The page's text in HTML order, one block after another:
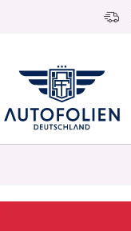
Zum Inhalt springen